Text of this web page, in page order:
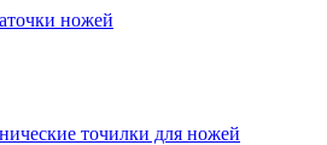
ножей
точилки для ножей